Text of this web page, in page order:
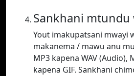
Sankhani mtundu
Yout imakupatsani mwayi
makanema / mawu anu
MP3 kapena WAV (Audio),
kapena GIF. Sankhani